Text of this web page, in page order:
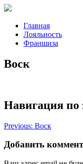
Главная
Лояльность
Франшиза
Воск
Навигация по
Previous: Воск
Добавить